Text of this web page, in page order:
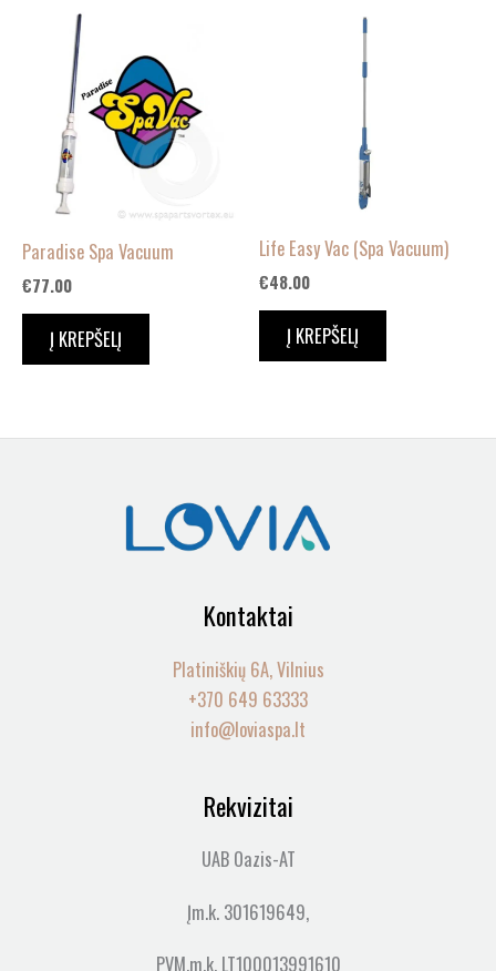
Paradise Spa Vacuum
€77.00
Į KREPŠELĮ
Life Easy Vac (Spa Vacuum)
€48.00
Į KREPŠELĮ
Kontaktai
Platiniškių 6A, Vilnius
+370 649 63333
info@loviaspa.lt
Rekvizitai
UAB Oazis-AT
Įm.k. 301619649,
PVM.m.k. LT100013991610